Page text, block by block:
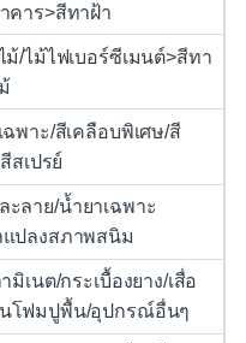
าร>สีทาฝ้า
/ไม้ไฟเบอร์ซีเมนต์>สีทา
พาะ/สีเคลือบพิเศษ/สี
สเปรย์
ลาย/น้ำยาเฉพาะ
แปลงสภาพสนิม
เนต/กระเบื้องยาง/เสื่อ
โฟมปูพื้น/อุปกรณ์อื่นๆ